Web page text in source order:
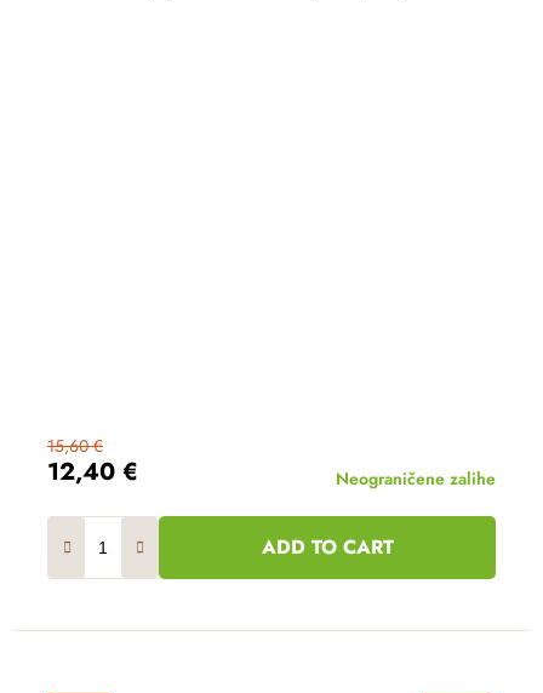
12,40 €
15,60 €
Neograničene zalihe
ADD TO CART